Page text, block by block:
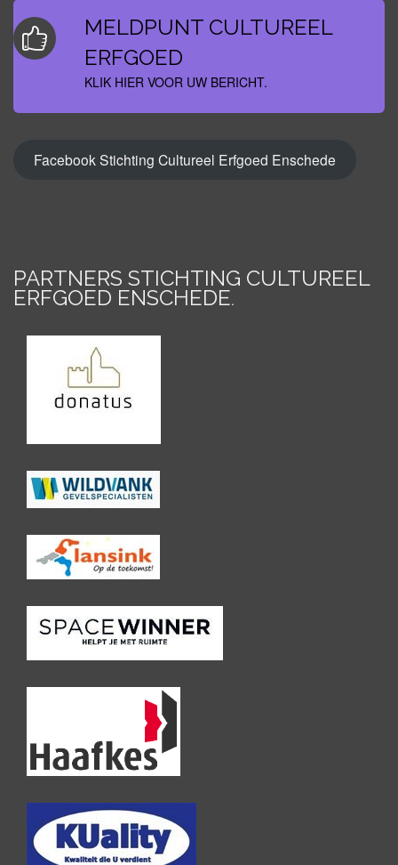
MELDPUNT CULTUREEL
ERFGOED
KLIK HIER VOOR UW BERICHT.
Facebook Stichting Cultureel Erfgoed Enschede
PARTNERS STICHTING CULTUREEL
ERFGOED ENSCHEDE.